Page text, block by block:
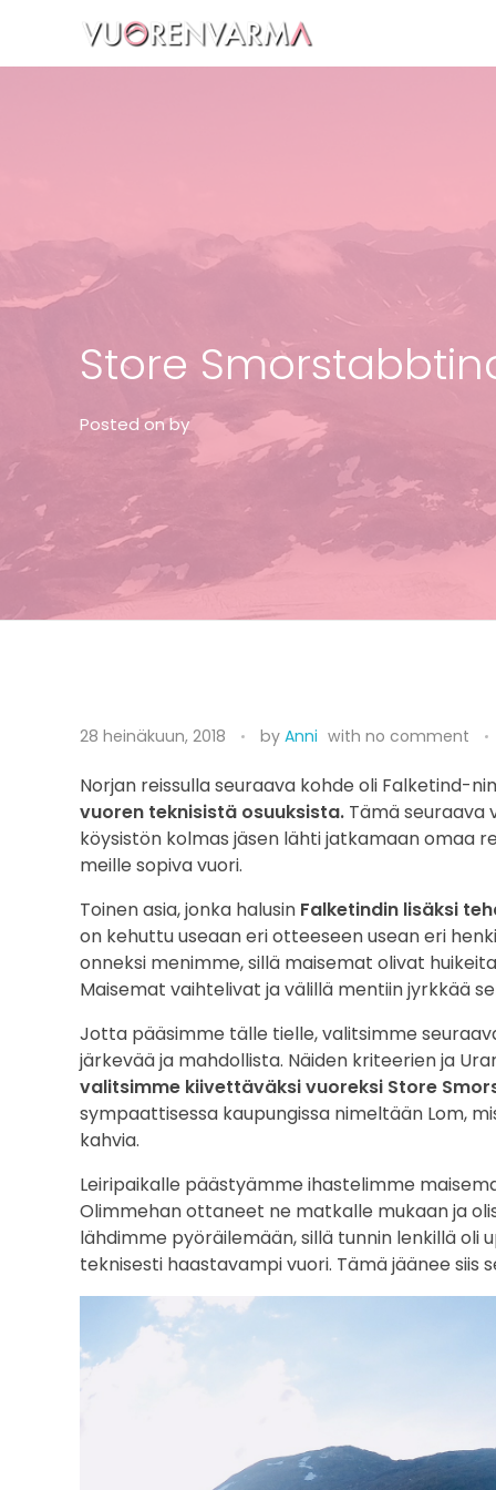
Vuorenvarma
Store
Posted on by
t
o
r
e
S
m
o
r
s
t
a
b
t
i
28 heinäkuun, 2018 by Anni with no comment
Norjan reissulla seuraava kohde oli Falketind-
vuoren teknisistä osuuksista. Tämä seuraava
köysistön kolmas jäsen lähti jatkamaan omaa
meille sopiva vuori.
Toinen asia, jonka halusin Falketindin lisäksi
on kehuttu useaan eri otteeseen usean eri
onneksi menimme, sillä maisemat olivat
Maisemat vaihtelivat ja välillä mentiin jyrkkää
Jotta pääsimme tälle tielle, valitsimme
järkevää ja mahdollista. Näiden kriteerien ja
valitsimme kiivettäväksi vuoreksi Store
sympaattisessa kaupungissa nimeltään Lom,
kahvia.
Leiripaikalle päästyämme ihastelimme
Olimmehan ottaneet ne matkalle mukaan ja
lähdimme pyöräilemään, sillä tunnin lenkillä oli
teknisesti haastavampi vuori. Tämä jäänee siis